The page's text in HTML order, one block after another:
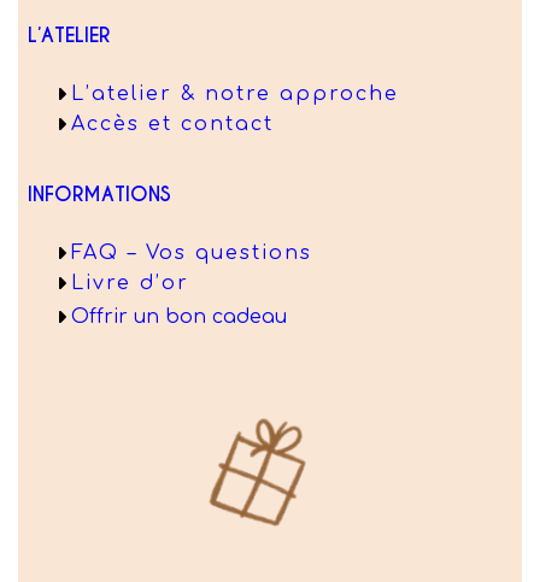
L’ATELIER
L’atelier & notre approche
Accès et contact
INFORMATIONS
FAQ – Vos questions
Livre d’or
Offrir un bon cadeau